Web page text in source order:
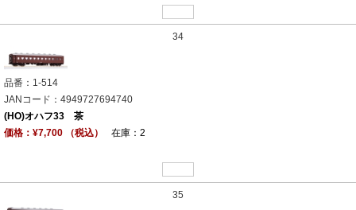
34
品番：1-514
JANコード：4949727694740
(HO)オハフ33 茶
価格：¥7,700 （税込）
在庫：2
35